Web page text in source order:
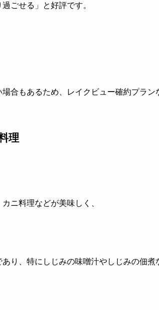
ごせる」と好評です。
合もあるため、レイクビュー確約プラン
理
ニ料理などが美味しく、
り、特にしじみの味噌汁やしじみの佃